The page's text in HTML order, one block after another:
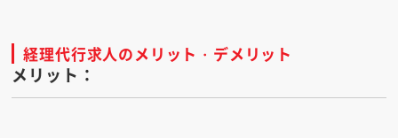
経理代行求人のメリット・デメリット
メリット：